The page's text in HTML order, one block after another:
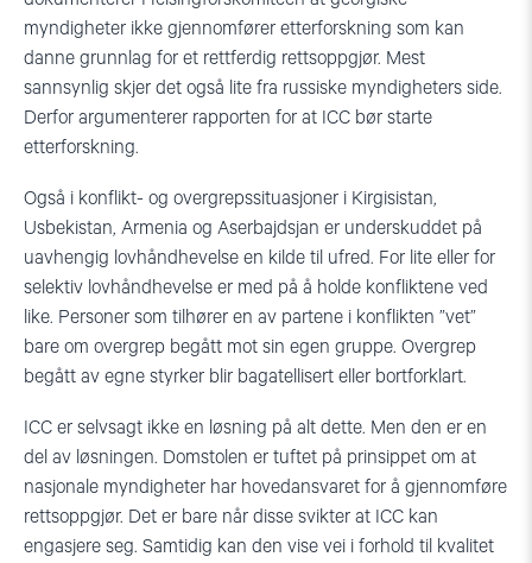
myndigheter ikke gjennomfører etterforskning som kan
danne grunnlag for et rettferdig rettsoppgjør. Mest
sannsynlig skjer det også lite fra russiske myndigheters side.
Derfor argumenterer rapporten for at ICC bør starte
etterforskning.
Også i konflikt- og overgrepssituasjoner i Kirgisistan,
Usbekistan, Armenia og Aserbajdsjan er underskuddet på
uavhengig lovhåndhevelse en kilde til ufred. For lite eller for
selektiv lovhåndhevelse er med på å holde konfliktene ved
like. Personer som tilhører en av partene i konflikten ”vet”
bare om overgrep begått mot sin egen gruppe. Overgrep
begått av egne styrker blir bagatellisert eller bortforklart.
ICC er selvsagt ikke en løsning på alt dette. Men den er en
del av løsningen. Domstolen er tuftet på prinsippet om at
nasjonale myndigheter har hovedansvaret for å gjennomføre
rettsoppgjør. Det er bare når disse svikter at ICC kan
engasjere seg. Samtidig kan den vise vei i forhold til kvalitet